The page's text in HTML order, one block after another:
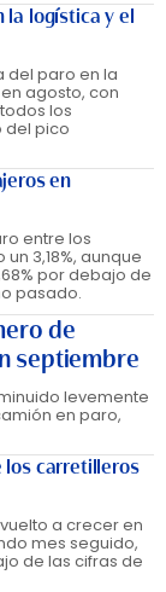
la logística y el
del paro en la
agosto, con
los
del pico
en
entre los
3,18%, aunque
por debajo de
pasado.
de
septiembre
levemente
en paro,
los carretilleros
a crecer en
mes seguido,
de las cifras de